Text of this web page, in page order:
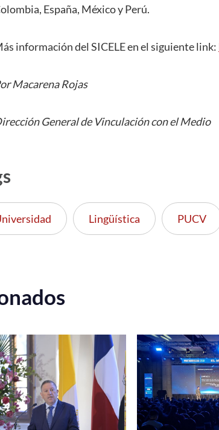
España, México y Perú.
información del SICELE en el siguiente link:
Macarena Rojas
General de Vinculación con el Medio
Lingüística PUCV